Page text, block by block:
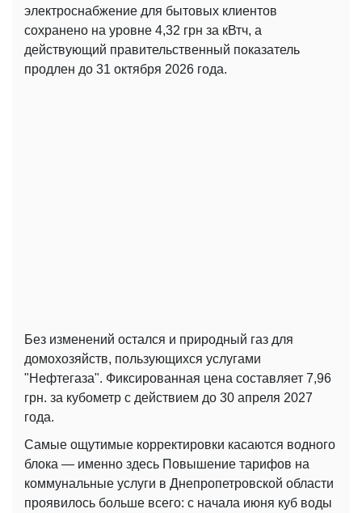
электроснабжение для бытовых клиентов
сохранено на уровне 4,32 грн за кВтч, а
действующий правительственный показатель
продлен до 31 октября 2026 года.
Без изменений остался и природный газ для
домохозяйств, пользующихся услугами
"Нефтегаза". Фиксированная цена составляет 7,96
грн. за кубометр с действием до 30 апреля 2027
года.
Самые ощутимые корректировки касаются водного
блока — именно здесь Повышение тарифов на
коммунальные услуги в Днепропетровской области
проявилось больше всего: с начала июня куб воды